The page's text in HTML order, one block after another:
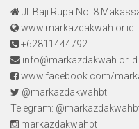
Jl. Baji Rupa No. 8
www.markazdakwah.or.id
+62811444792
info@markazdakwah.or.id
www.facebook.com/
@markazdakwahbt
Telegram:
markazdakwahbt